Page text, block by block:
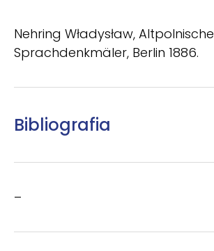
Nehring Władysław, Altpolnische
Sprachdenkmäler, Berlin 1886.
Bibliografia
–